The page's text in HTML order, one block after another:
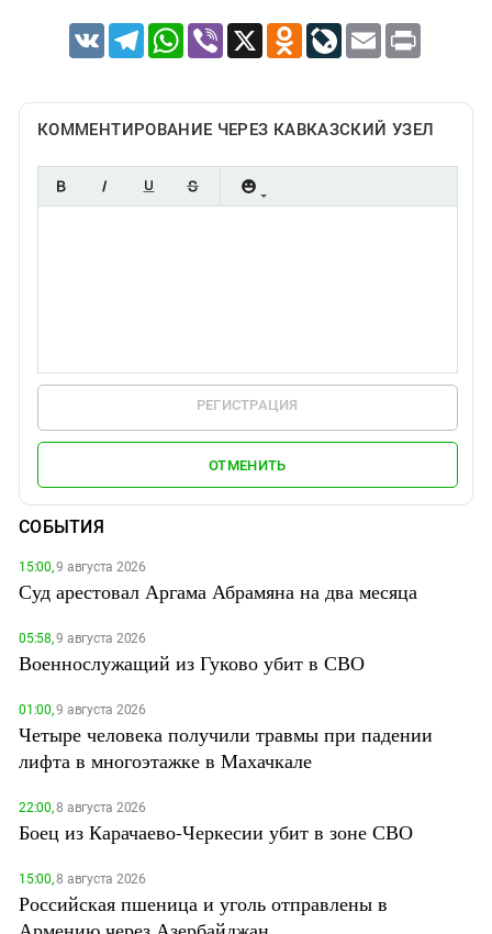
VK TelegramWhatsApp
Viber X Odnoklassniki
LiveJournal
Email Print
КОММЕНТИРОВАНИЕ ЧЕРЕЗ КАВКАЗСКИЙ УЗЕЛ
РЕГИСТРАЦИЯ
ОТМЕНИТЬ
СОБЫТИЯ
15:00,9 августа 2026
Суд арестовал Аргама Абрамяна на два месяца
05:58,9 августа 2026
Военнослужащий из Гуково убит в СВО
01:00,9 августа 2026
Четыре человека получили травмы при падении
лифта в многоэтажке в Махачкале
22:00,8 августа 2026
Боец из Карачаево-Черкесии убит в зоне СВО
15:00,8 августа 2026
Российская пшеница и уголь отправлены в